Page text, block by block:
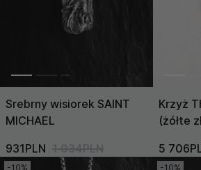
Srebrny wisiorek SAINT
MICHAEL
931PLN 1 034PLN
Krzyż
(żółte
5
-10%
-10%